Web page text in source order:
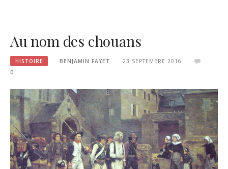
Au nom des chouans
HISTOIRE BENJAMIN FAYET
23 SEPTEMBRE 2016
0